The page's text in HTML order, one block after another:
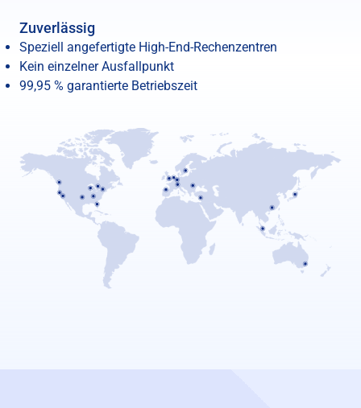
Zuverlässig
Speziell angefertigte High-End-Rechenzentren
Kein einzelner Ausfallpunkt
99,95 % garantierte Betriebszeit